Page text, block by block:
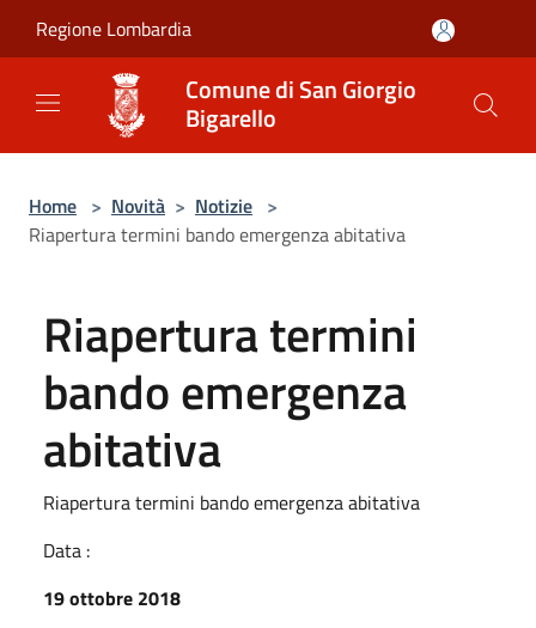
Regione Lombardia
Comune di San Giorgio
Bigarello
Home > Novità > Notizie >
Riapertura termini bando emergenza abitativa
Riapertura termini
bando emergenza
abitativa
Riapertura termini bando emergenza abitativa
Data :
19 ottobre 2018